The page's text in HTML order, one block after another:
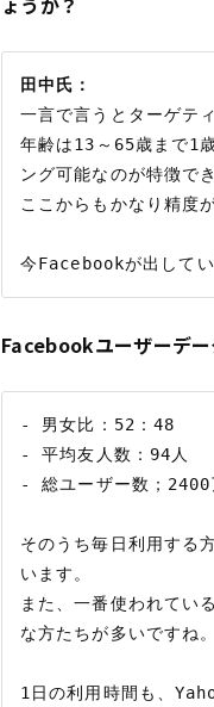
田中氏：
一言で言うとターゲテ
年齢は13～65歳まで1
ング可能なのが特徴で
ここからもかなり精度
Facebookユーザーデー
- 男女比：52：48
- 平均友人数：94人
- 総ユーザー数；2400
そのうち毎日利用する
います。
また、一番使われてい
な方たちが多いですね。
1日の利用時間も、